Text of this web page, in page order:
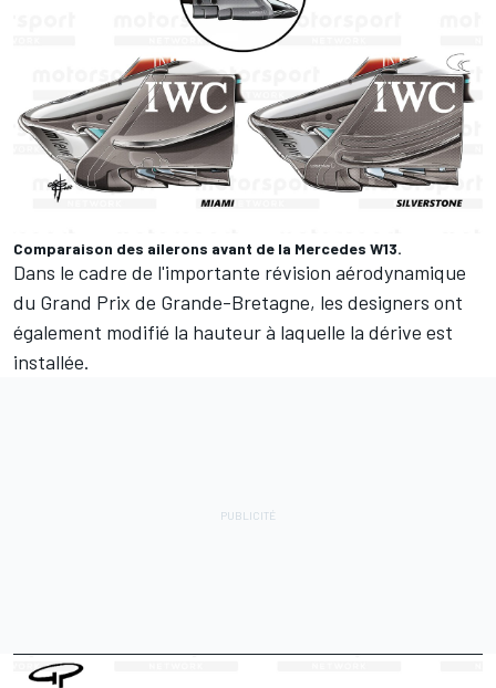
Comparaison des ailerons avant de la Mercedes W13.
Dans le cadre de l'importante révision aérodynamique
du Grand Prix de Grande-Bretagne, les designers ont
également modifié la hauteur à laquelle la dérive est
installée.